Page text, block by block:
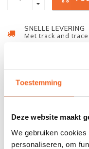
Toestemming
Deze website maakt
We gebruiken
personaliseren, om
SNELLE LEVERING
Met track and trace
Beoordeling 4,8/5
INFORMATIE